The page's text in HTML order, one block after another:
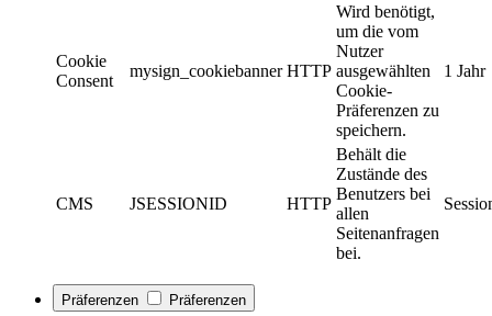
Cookie
Consent
mysign_cookiebanner HTTP
Wird benötigt,
um die vom
Nutzer
ausgewählten
Cookie-
Präferenzen zu
speichern.
1 Jahr
CMS JSESSIONID HTTP
Behält die
Zustände des
Benutzers bei
allen
Seitenanfragen
bei.
Präferenzen Präferenzen